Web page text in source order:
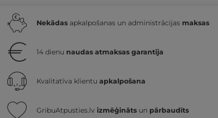
Nekādas apkalpošanas un administrācijas maksas
14 dienu naudas atmaksas garantija
Kvalitatīva klientu apkalpošana
GribuAtpusties.lv izmēģināts un pārbaudīts